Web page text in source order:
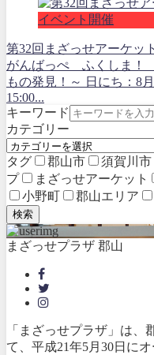
イベント開催
第32回まざっせアーケッ
がんばっぺ ふくしま！
もの発見！～ 日にち：8
15:00...
キーワード
カテゴリー
タグ 郡山市 須賀川市
プ
まざっせアーケット
小野町
郡山エリア
検索
まざっせプラザ 郡山
「まざっせプラザ」は、
て、平成21年5月30日にオ